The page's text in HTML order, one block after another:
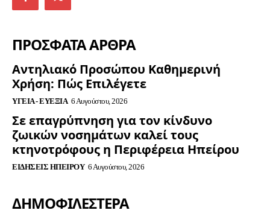
ΠΡΟΣΦΑΤΑ ΑΡΘΡΑ
Αντηλιακό Προσώπου Καθημερινή
Χρήση: Πώς Επιλέγετε
ΥΓΕΊΑ - ΕΥΕΞΊΑ 6 Αυγούστου, 2026
Σε επαγρύπνηση για τον κίνδυνο
ζωικών νοσημάτων καλεί τους
κτηνοτρόφους η Περιφέρεια Ηπείρου
ΕΙΔΉΣΕΙΣ ΗΠΕΊΡΟΥ 6 Αυγούστου, 2026
ΔΗΜΟΦΙΛΈΣΤΕΡΑ